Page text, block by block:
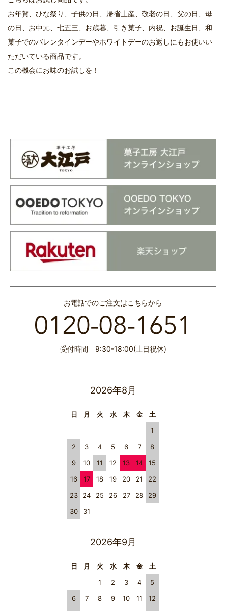
お年賀、ひな祭り、子供の日、帰省土産、敬老の日、父の日、母
の日、お中元、七五三、お歳暮、引き菓子、内祝、お誕生日、和
菓子でのバレンタインデーやホワイトデーのお返しにもお使いい
ただいている商品です。
この機会にお味のお試しを！
お電話でのご注文はこちらから
受付時間 9:30-18:00(土日祝休)
2026年8月
日 月 火 水 木 金
土
1
2
3 4 5 6 7
8
9
10 11 12 13 14
15
16
17 18 19 20 21
22
23
24 25 26 27 28
29
30
31
2026年9月
日 月 火 水 木 金
土
1
2 3 4
5
6
7 8 9 10 11
12